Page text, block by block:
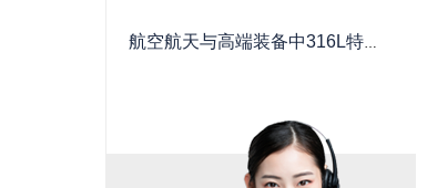
±0.015mm的突破
航空航天与高端装备中316L特种